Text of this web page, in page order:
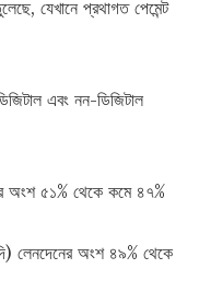
যেখানে প্রথাগত পেমেন্ট
এবং নন-ডিজিটাল
অংশ ৫১% থেকে কমে ৪৭%
লেনদেনের অংশ ৪৯% থেকে